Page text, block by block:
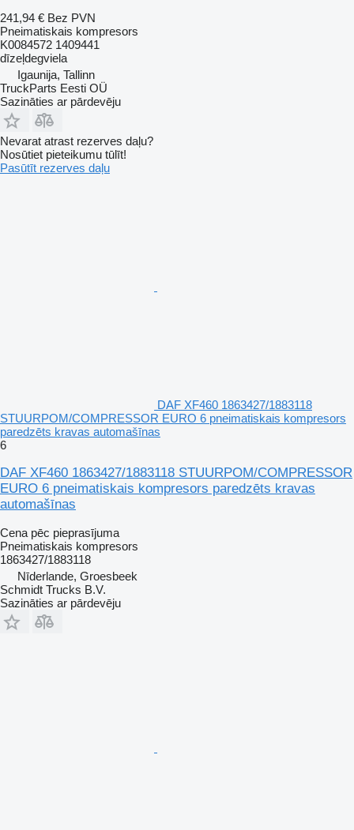
241,94 € Bez PVN
Pneimatiskais kompresors
K0084572 1409441
dīzeļdegviela
Igaunija, Tallinn
TruckParts Eesti OÜ
Sazināties ar pārdevēju
Nevarat atrast rezerves daļu?
Nosūtiet pieteikumu tūlīt!
Pasūtīt rezerves daļu
DAF XF460 1863427/1883118
STUURPOM/COMPRESSOR EURO 6 pneimatiskais kompresors
paredzēts kravas automašīnas
6
DAF XF460 1863427/1883118 STUURPOM/COMPRESSOR
EURO 6 pneimatiskais kompresors paredzēts kravas
automašīnas
Cena pēc pieprasījuma
Pneimatiskais kompresors
1863427/1883118
Nīderlande, Groesbeek
Schmidt Trucks B.V.
Sazināties ar pārdevēju